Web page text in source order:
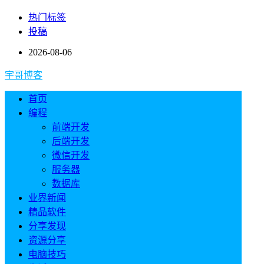
热门标签
投稿
2026-08-06
宇哥博客
首页
编程
前端开发
后端开发
微信开发
服务器
数据库
业界新闻
精品软件
分享发现
资源分享
电脑技巧